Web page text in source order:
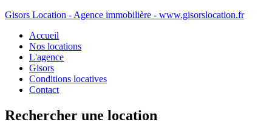
Gisors Location - Agence immobilière - www.gisorslocation.fr
Accueil
Nos locations
L'agence
Gisors
Conditions locatives
Contact
Rechercher une location